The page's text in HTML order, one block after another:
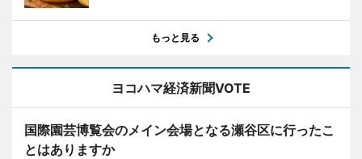
もっと見る
ヨコハマ経済新聞VOTE
国際園芸博覧会のメイン会場となる瀬谷区に行ったこ
とはありますか